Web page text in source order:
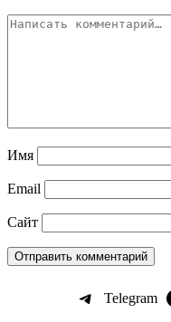
Имя
Email
Сайт
Telegram